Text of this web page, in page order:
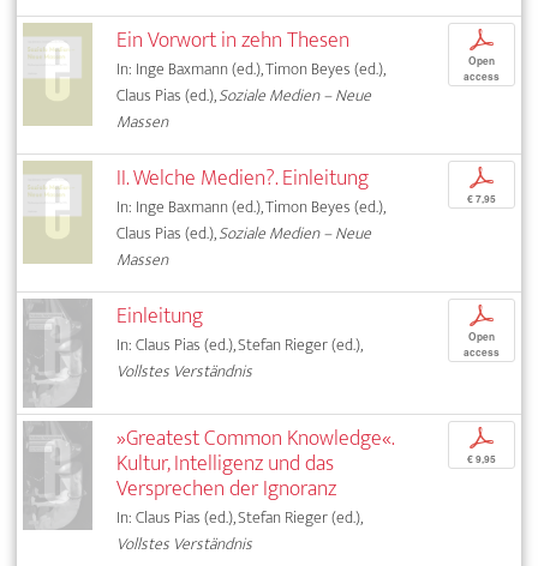
Ein Vorwort in zehn Thesen
In: Inge Baxmann (ed.), Timon Beyes (ed.),
Claus Pias (ed.),Soziale Medien – Neue
Massen
p
Open
access
II. Welche Medien?. Einleitung
In: Inge Baxmann (ed.), Timon Beyes (ed.),
Claus Pias (ed.),Soziale Medien – Neue
Massen
p
€ 7,95
Einleitung
In: Claus Pias (ed.), Stefan Rieger (ed.),
Vollstes Verständnis
p
Open
access
»Greatest Common Knowledge«.
Kultur, Intelligenz und das
Versprechen der Ignoranz
In: Claus Pias (ed.), Stefan Rieger (ed.),
Vollstes Verständnis
p
€ 9,95